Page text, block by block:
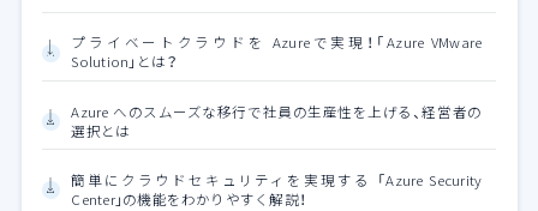
プライベートクラウドを Azureで実現！「Azure VMware
Solution」とは？
Azure へのスムーズな移行で社員の生産性を上げる、経営者の
選択とは
簡単にクラウドセキュリティを実現する 「Azure Security
Center」の機能をわかりやすく解説！